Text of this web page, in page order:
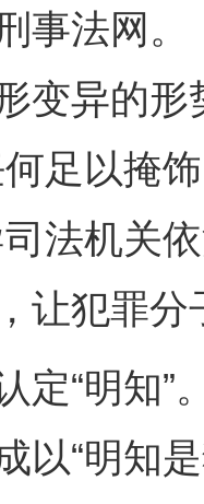
法网。
变异的
足以掩
司法机关
让犯罪分
“明知”
以“明知